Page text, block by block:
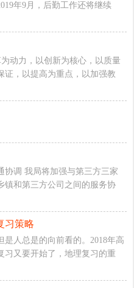
年9月，后勤工作还将继续
动力，以创新为核心，以质量
证，以提高为重点，以加强教
协调 我局将加强与第三方三家
镇和第三方公司之间的服务协
习策略
是人总是的向前看的。2018年高
习又要开始了，地理复习的重